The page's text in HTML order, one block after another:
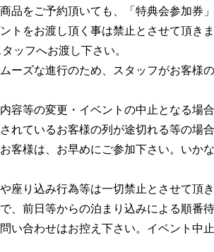
品をご予約頂いても、「特典会参加券
トをお渡し頂く事は禁止とさせて頂き
ッフへお渡し下さい。
ーズな進行のため、スタッフがお客
容等の変更・イベントの中止となる場
れているお客様の列が途切れる等の場
客様は、お早めにご参加下さい。いか
座り込み行為等は一切禁止とさせて頂き
、前日等からの泊まり込みによる順番
い合わせはお控え下さい。イベント中